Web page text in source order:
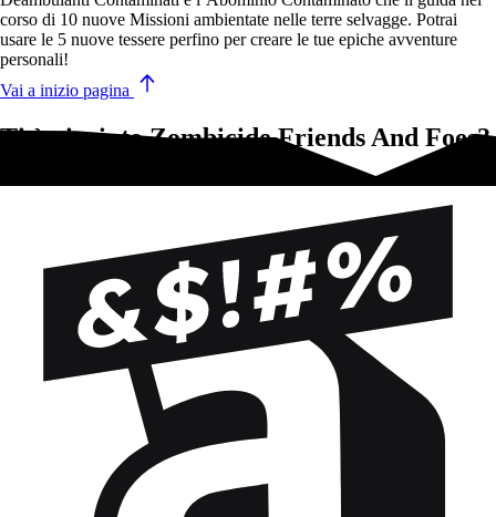
corso di 10 nuove Missioni ambientate nelle terre selvagge. Potrai
usare le 5 nuove tessere perfino per creare le tue epiche avventure
personali!
Vai a inizio pagina
Ti è piaciuto Zombicide Friends And Foes?